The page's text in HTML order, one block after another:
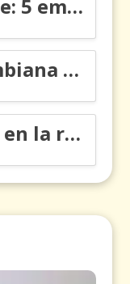
Resiliencia migrante: 5 emociones y cómo gestionarlas
Tatiana Toro: colombiana que cambió la historia de las matemáticas
Ciencia colombiana en la revolución de los órganos en chips